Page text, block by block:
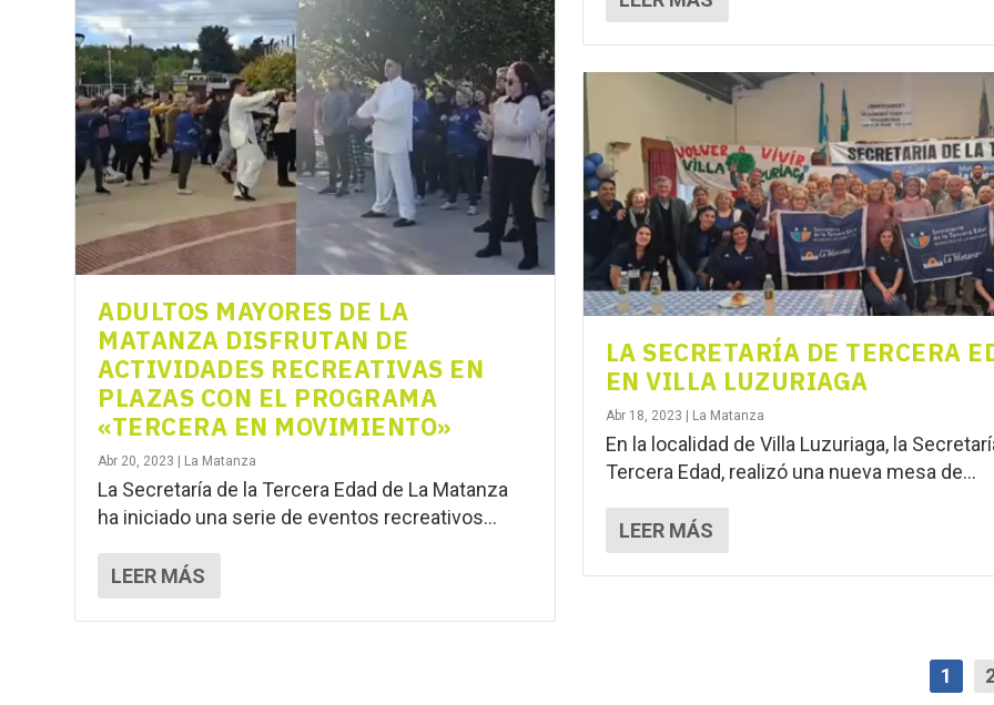
ADULTOS MAYORES DE LA
MATANZA DISFRUTAN DE
ACTIVIDADES RECREATIVAS EN
PLAZAS CON EL PROGRAMA
«TERCERA EN MOVIMIENTO»
Abr 20, 2023 La Matanza
La Secretaría de la Tercera Edad de La Matanza
ha iniciado una serie de eventos recreativos...
LEER MÁS
LA SECRETARÍA DE TERCERA
EN VILLA LUZURIAGA
Abr 18, 2023 La Matanza
En la localidad de Villa Luzuriaga, la
Tercera Edad, realizó una nueva mesa de...
LEER MÁS
1